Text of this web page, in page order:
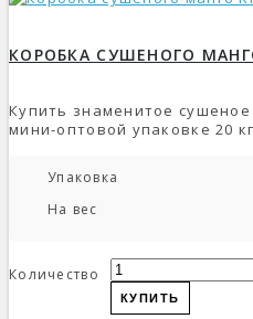
КОРОБКА СУШЕНОГО
Купить знаменитое
мини-оптовой упаковке 20
Упаковка
На вес
Количество
КУПИТЬ